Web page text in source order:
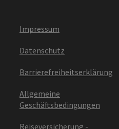
Impressum
Datenschutz
Barrierefreiheitserklärung
Allgemeine
Geschäftsbedingungen
Reiseversicherung -